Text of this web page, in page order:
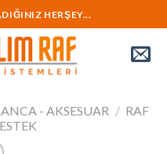
HERŞEY...
- AKSESUAR / RAF